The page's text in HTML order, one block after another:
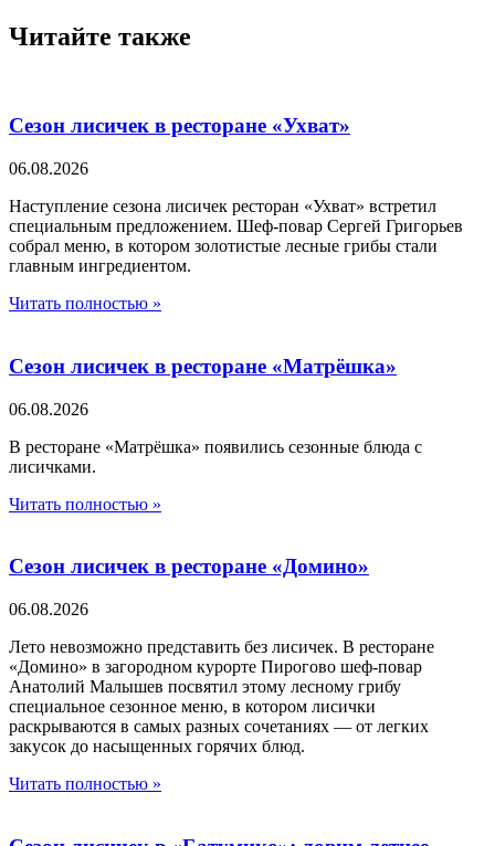
Читайте также
Сезон лисичек в ресторане «Ухват»
06.08.2026
Наступление сезона лисичек ресторан «Ухват» встретил
специальным предложением. Шеф-повар Сергей Григорьев
собрал меню, в котором золотистые лесные грибы стали
главным ингредиентом.
Читать полностью »
Сезон лисичек в ресторане «Матрёшка»
06.08.2026
В ресторане «Матрёшка» появились сезонные блюда с
лисичками.
Читать полностью »
Сезон лисичек в ресторане «Домино»
06.08.2026
Лето невозможно представить без лисичек. В ресторане
«Домино» в загородном курорте Пирогово шеф-повар
Анатолий Малышев посвятил этому лесному грибу
специальное сезонное меню, в котором лисички
раскрываются в самых разных сочетаниях — от легких
закусок до насыщенных горячих блюд.
Читать полностью »